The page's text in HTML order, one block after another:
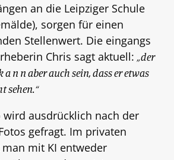
an die Leipziger Schule
sorgen für einen
Stellenwert. Die eingangs
Chris sagt aktuell: „der
a n n aber auch sein, dass er etwas
sehen.“
wird ausdrücklich nach der
gefragt. Im privaten
mit KI entweder